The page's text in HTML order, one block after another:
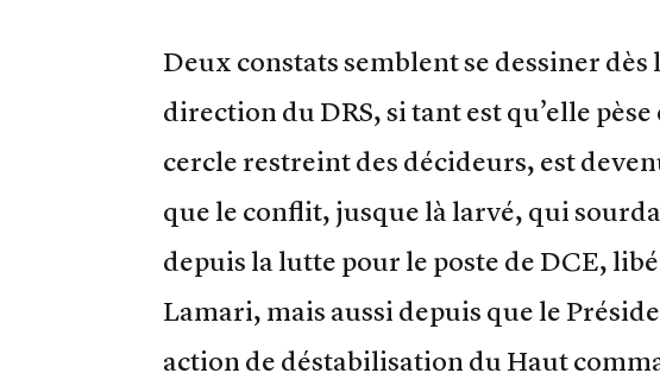
Deux constats semblent se dessiner
direction du DRS, si tant est qu’elle
cercle restreint des décideurs, est
que le conflit, jusque là larvé, qui
depuis la lutte pour le poste de DCE,
Lamari, mais aussi depuis que le
action de déstabilisation du Haut